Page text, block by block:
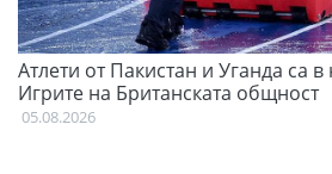
Атлети от Пакистан и Уганда са в
Игрите на Британската общност
05.08.2026